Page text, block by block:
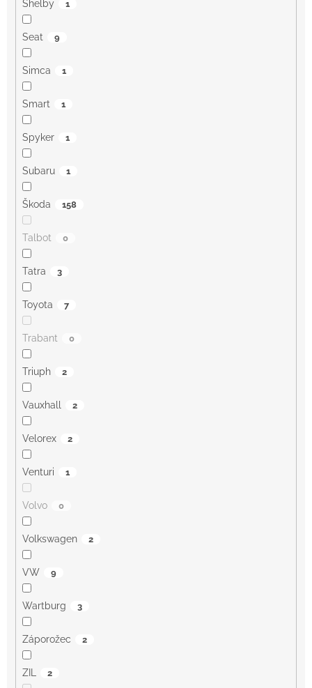
Shelby 1
Seat 9
Simca 1
Smart 1
Spyker 1
Subaru 1
Škoda 158
Talbot 0
Tatra 3
Toyota 7
Trabant 0
Triuph 2
Vauxhall 2
Velorex 2
Venturi 1
Volvo 0
Volkswagen 2
VW 9
Wartburg 3
Záporožec 2
ZIL 2